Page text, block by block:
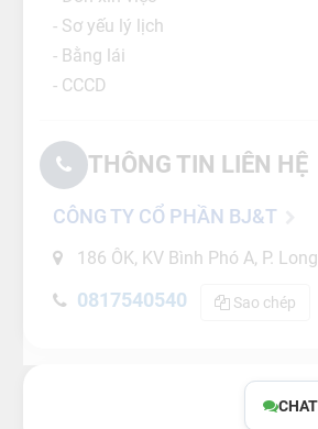
- Sơ yếu lý lịch
- Bằng lái
- CCCD
THÔNG TIN LIÊN HỆ
CÔNG TY CỔ PHẦN BJ&T
186 ÔK, KV Bình Phó A, P.
0817540540 Sao chép